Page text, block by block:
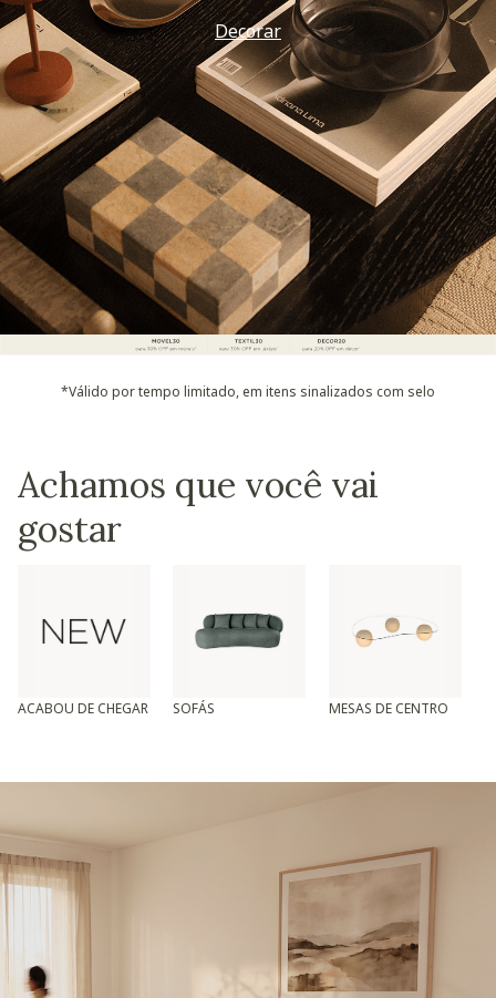
Decorar
*Válido por tempo limitado, em itens sinalizados com selo
Achamos que você vai
gostar
ACABOU DE CHEGAR SOFÁS MESAS DE CENTRO